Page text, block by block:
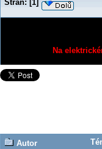
Stran: [1]
Na
Autor